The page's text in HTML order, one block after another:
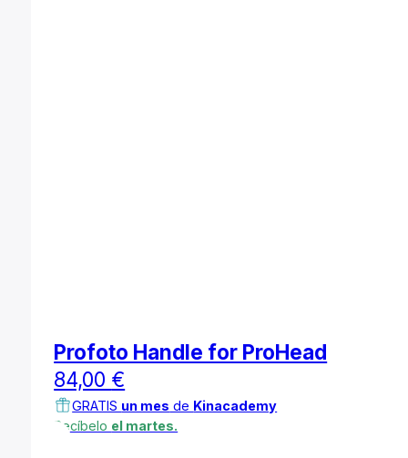
Profoto Handle for ProHead
84,00 €
GRATIS un mes de Kinacademy
Recíbelo el martes.